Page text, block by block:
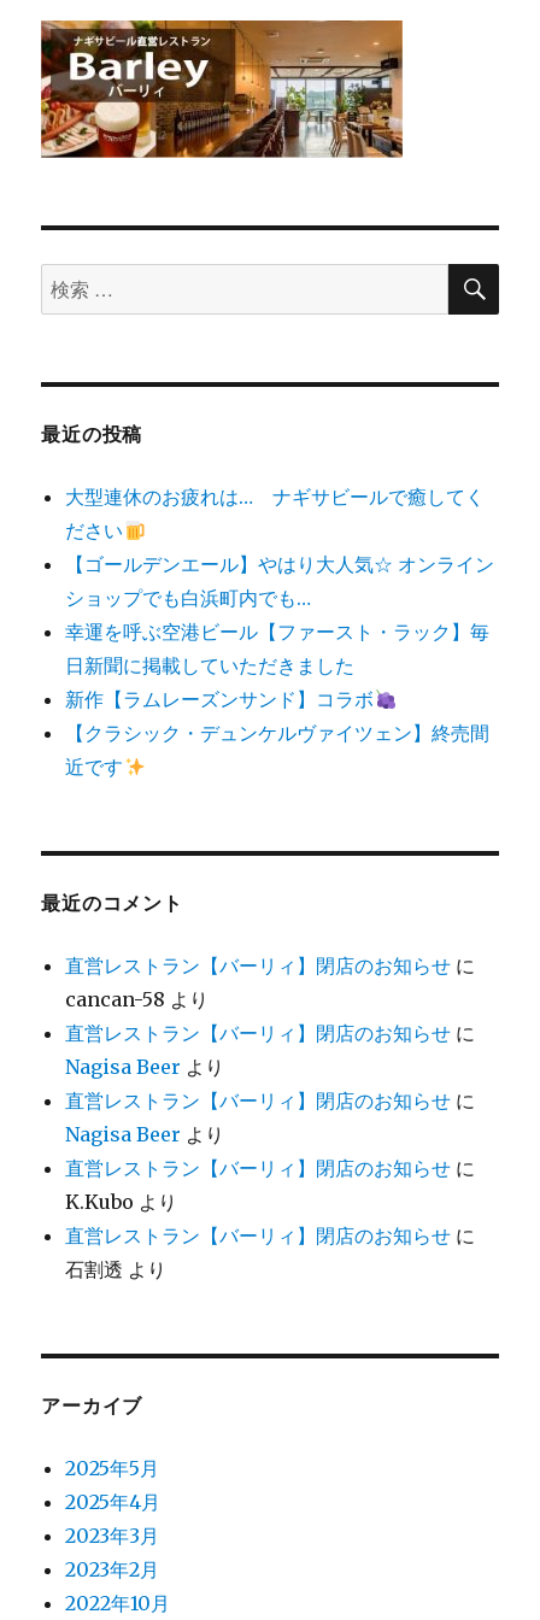
検
索
象:
検
最近の投稿
大型連休のお疲れは… ナギサビールで癒してく
ださい
【ゴールデンエール】やはり大人気☆ オンライン
ショップでも白浜町内でも…
幸運を呼ぶ空港ビール【ファースト・ラック】毎
日新聞に掲載していただきました
新作【ラムレーズンサンド】コラボ
【クラシック・デュンケルヴァイツェン】終売間
近です
最近のコメント
直営レストラン【バーリィ】閉店のお知らせ に
cancan-58 より
直営レストラン【バーリィ】閉店のお知らせ に
Nagisa Beer より
直営レストラン【バーリィ】閉店のお知らせ に
Nagisa Beer より
直営レストラン【バーリィ】閉店のお知らせ に
K.Kubo より
直営レストラン【バーリィ】閉店のお知らせ に
石割透 より
アーカイブ
2025年5月
2025年4月
2023年3月
2023年2月
2022年10月